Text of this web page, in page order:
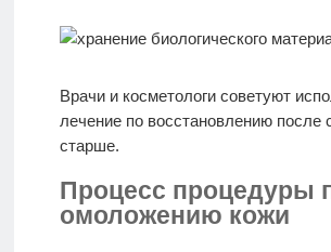
Врачи и косметологи советуют
лечение по восстановлению после
старше.
Процесс процедуры
омоложению кожи